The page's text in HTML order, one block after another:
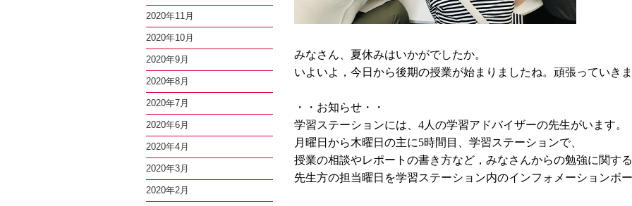
みなさん、夏休みはいかがでしたか。
いよいよ，今日から後期の授業が始まりましたね。頑張っていき
・・お知らせ・・
学習ステーションには、 4人の学習アドバイザーの先生がいます。
月曜日から木曜日の主に5時間目、学習ステーションで、
授業の相談やレポートの書き方など，みなさんからの勉強に関す
先生方の担当曜日を学習ステーション内のインフォメーションボ
2020年11月
2020年10月
2020年9月
2020年8月
2020年7月
2020年6月
2020年4月
2020年3月
2020年2月